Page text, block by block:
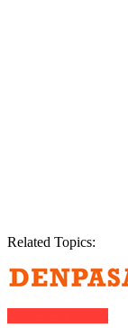
Related Topics: